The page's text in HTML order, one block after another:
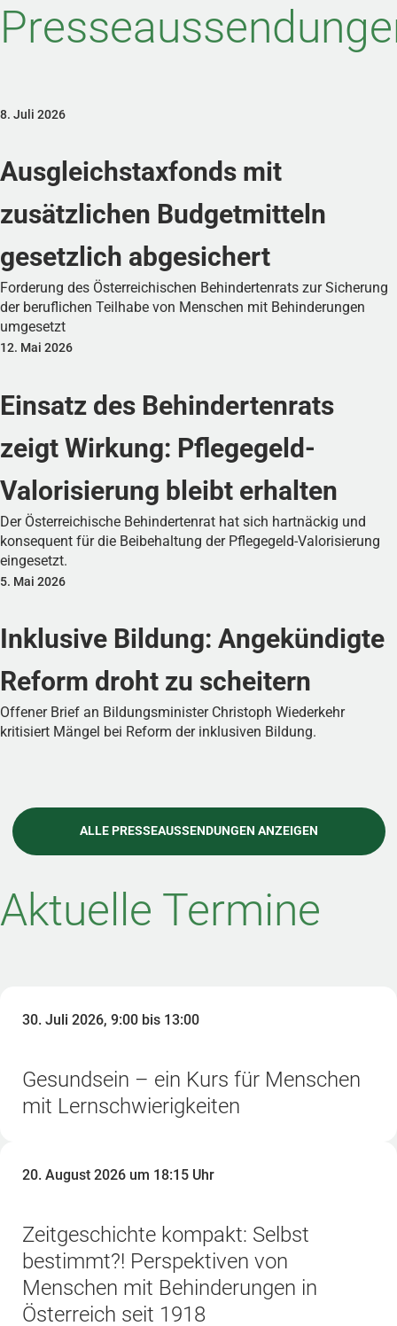
Ausgleichstaxfonds mit
zusätzlichen Budgetmitteln
gesetzlich abgesichert
8. Juli 2026
Forderung des Österreichischen Behindertenrats zur Sicherung
der beruflichen Teilhabe von Menschen mit Behinderungen
umgesetzt
Einsatz des Behindertenrats
zeigt Wirkung: Pflegegeld-
Valorisierung bleibt erhalten
12. Mai 2026
Der Österreichische Behindertenrat hat sich hartnäckig und
konsequent für die Beibehaltung der Pflegegeld-Valorisierung
eingesetzt.
Inklusive Bildung: Angekündigte
Reform droht zu scheitern
5. Mai 2026
Offener Brief an Bildungsminister Christoph Wiederkehr
kritisiert Mängel bei Reform der inklusiven Bildung.
ALLE PRESSEAUSSENDUNGEN ANZEIGEN
Aktuelle Termine
Gesundsein – ein Kurs für Menschen
mit Lernschwierigkeiten
30. Juli 2026, 9:00 bis 13:00
Zeitgeschichte kompakt: Selbst
bestimmt?! Perspektiven von
Menschen mit Behinderungen in
Österreich seit 1918
20. August 2026 um 18:15 Uhr